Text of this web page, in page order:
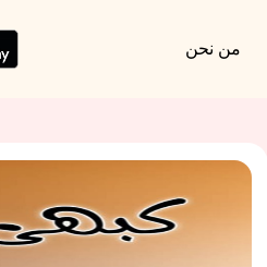
من نحن